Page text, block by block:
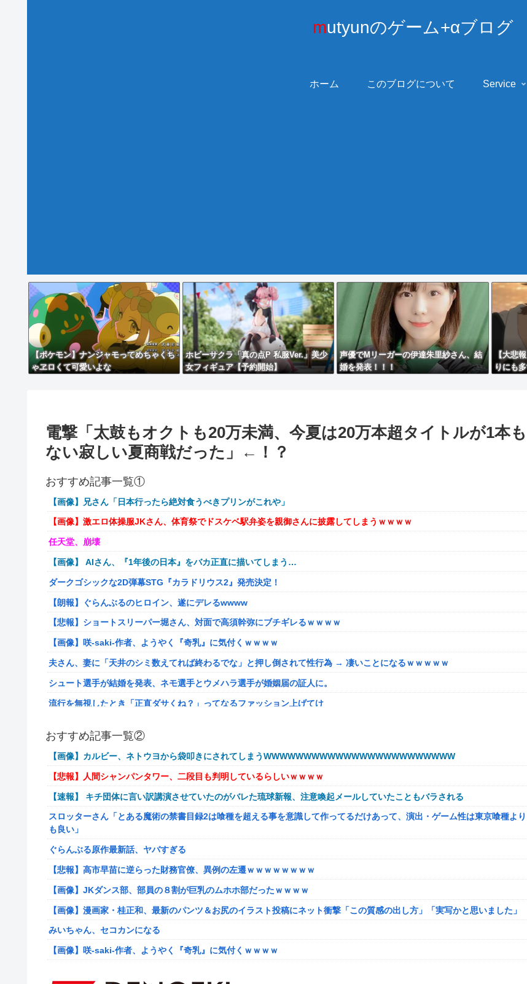
mutyunのゲーム+αブログ
ホーム このブログについて Service
【ポケモン】ナンジャモってめちゃくち
ゃヱロくて可愛いよな
ホビーサクラ「真の点P 私服Ver.」美少
女フィギュア【予約開始】
声優でMリーガーの伊達朱里紗さん、結
婚を発表！！！
【大悲
りにも
電撃「太鼓もオクトも20万未満、今夏は20万本超タイトルが1本も
ない寂しい夏商戦だった」←！？
おすすめ記事一覧①
【画像】兄さん「日本行ったら絶対食うべきプリンがこれや」
【画像】激エロ体操服JKさん、体育祭でドスケベ駅弁姿を親御さんに披露してしまうｗｗｗｗ
任天堂、崩壊
【画像】 AIさん、『1年後の日本』をバカ正直に描いてしまう…
ダークゴシックな2D弾幕STG『カラドリウス2』発売決定！
【朗報】ぐらんぶるのヒロイン、遂にデレるwwww
【悲報】ショートスリーパー堀さん、対面で高須幹弥にブチギレるｗｗｗｗ
【画像】咲-saki-作者、ようやく『奇乳』に気付くｗｗｗｗ
夫さん、妻に「天井のシミ数えてれば終わるでな」と押し倒されて性行為 → 凄いことになるｗｗｗｗｗ
シュート選手が結婚を発表、ネモ選手とウメハラ選手が婚姻届の証人に。
流行を無視したとき「正直ダサくね？」ってなるファッション上げてけ
佐藤二朗、妻とのハグを報告「文〇砲より遥かに威力は弱いが、僕のノロケ砲をお見舞いする」
【画像】こんな感じのクルマで車中泊旅したいよな？？？
【朗報】ドラゴンボール史上、最も実力とその人気が伴わない微妙すぎるキャラさん決まる！！
路上駐車中のテスラ車を超弩級のゲリラ豪雨が直撃、水が溢れてどんどん浸かっていくのを……
【艦これ】そもそも深海ってなんか悪いことしたの
【艦これ】けーかいじん 他
【艦これ】E5ヌルイとかいう風説には騙されないぞ スキャンプくらいヌルイのなら考える
【艦これ】もちもちーの本気 他
【ウマ娘】水着シュヴァちいいね！
韓国人「超巨大台風13号ドルフィンが90度直角カーブで韓国に向かう予想‥世界各国の最新スパコン気象予測モデルがはじき
出した直近の台風進路図がこちらです‥」
車大手工場にも女性・高齢者…軽作業ラインやスポットワーク
おすすめ記事一覧②
【画像】カルビー、ネトウヨから袋叩きにされてしまうWWWWWWWWWWWWWWWWWWWWWWWW
【悲報】人間シャンパンタワー、二段目も判明しているらしいｗｗｗｗ
【速報】 キチ団体に言い訳講演させていたのがバレた琉球新報、注意喚起メールしていたこともバラされる
スロッターさん「とある魔術の禁書目録2は喰種を超える事を意識して作ってるだけあって、演出・ゲーム性は東京喰種より
も良い」
ぐらんぶる原作最新話、ヤバすぎる
【悲報】高市早苗に逆らった財務官僚、異例の左遷ｗｗｗｗｗｗｗｗ
【画像】JKダンス部、部員の８割が巨乳のムホホ部だったｗｗｗｗ
【画像】漫画家・桂正和、最新のパンツ＆お尻のイラスト投稿にネット衝撃「この質感の出し方」「実写かと思いました」
みいちゃん、セコカンになる
【画像】咲-saki-作者、ようやく『奇乳』に気付くｗｗｗｗ